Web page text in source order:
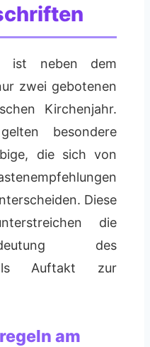
ist neben dem
zwei gebotenen
Kirchenjahr.
besondere
die sich von
Diese
die
des
als Auftakt zur
am